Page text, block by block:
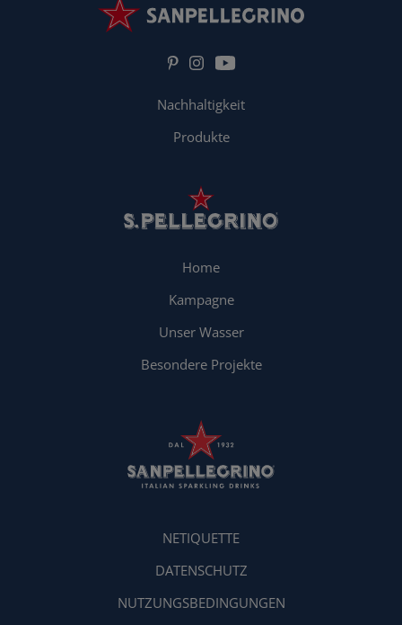
Nachhaltigkeit
Produkte
Home
Kampagne
Unser Wasser
Besondere Projekte
NETIQUETTE
DATENSCHUTZ
NUTZUNGSBEDINGUNGEN